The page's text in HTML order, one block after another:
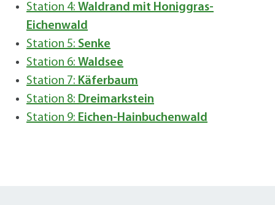
Station 4: Waldrand mit Honiggras-
Eichenwald
Station 5: Senke
Station 6: Waldsee
Station 7: Käferbaum
Station 8: Dreimarkstein
Station 9: Eichen-Hainbuchenwald